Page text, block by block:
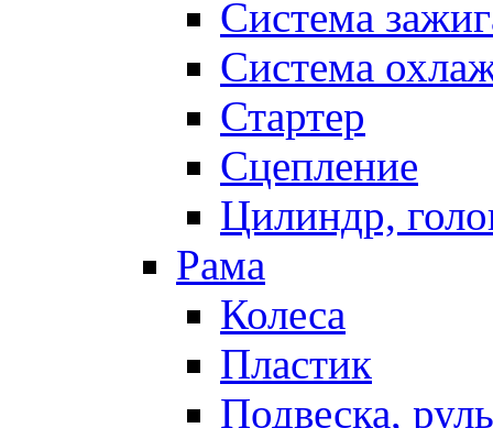
Система
Система
Стартер
Сцепление
Цилиндр,
Рама
Колеса
Пластик
Подвеска, руль